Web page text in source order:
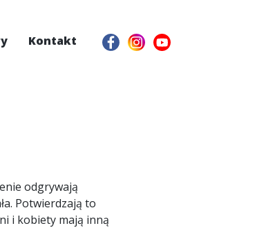
Kontakt
odgrywają
Potwierdzają to
i kobiety mają inną